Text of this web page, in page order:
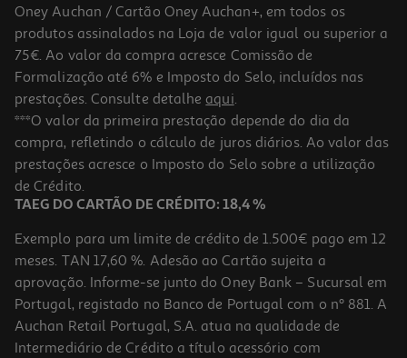
Treats Cão Naturea Pato Semi-Moist 100g
28.9 €/Kg
2,89 €
Oney Auchan / Cartão Oney Auchan+, em todos os
produtos assinalados na Loja de valor igual ou superior a
75€. Ao valor da compra acresce Comissão de
Formalização até 6% e Imposto do Selo, incluídos nas
prestações. Consulte detalhe aqui.
***O valor da primeira prestação depende do dia da
compra, refletindo o cálculo de juros diários. Ao valor das
prestações acresce o Imposto do Selo sobre a utilização
de Crédito.
TAEG DO CARTÃO DE CRÉDITO: 18,4 %
Exemplo para um limite de crédito de 1.500€ pago em 12
meses. TAN 17,60 %. Adesão ao Cartão sujeita a
aprovação. Informe-se junto do Oney Bank – Sucursal em
Portugal, registado no Banco de Portugal com o nº 881. A
Auchan Retail Portugal, S.A. atua na qualidade de
Intermediário de Crédito a título acessório com